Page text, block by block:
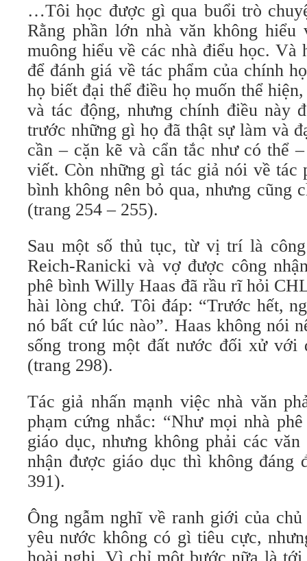
…Tôi học được gì qua buổi trò
Rằng phần lớn nhà văn không
muông hiểu về các nhà điểu học. Và
để đánh giá về tác phẩm của chính
họ biết đại thể điều họ muốn thể
và tác động, nhưng chính điều này
trước những gì họ đã thật sự làm và
cần – cặn kẽ và cẩn tắc như có thể
viết. Còn những gì tác giả nói về tác
bình không nên bỏ qua, nhưng cũng
(trang 254 – 255).
Sau một số thủ tục, từ vị trí là
Reich-Ranicki và vợ được công
phê bình Willy Haas đã rầu rĩ hỏi
hài lòng chứ. Tôi đáp: “Trước hết,
nó bất cứ lúc nào”. Haas không nói
sống trong một đất nước đối xử với
(trang 298).
Tác giả nhấn mạnh việc nhà văn
phạm cứng nhắc: “Như mọi nhà
giáo dục, nhưng không phải các
nhận được giáo dục thì không đáng
391).
Ông ngẫm nghĩ về ranh giới của
yêu nước không có gì tiêu cực,